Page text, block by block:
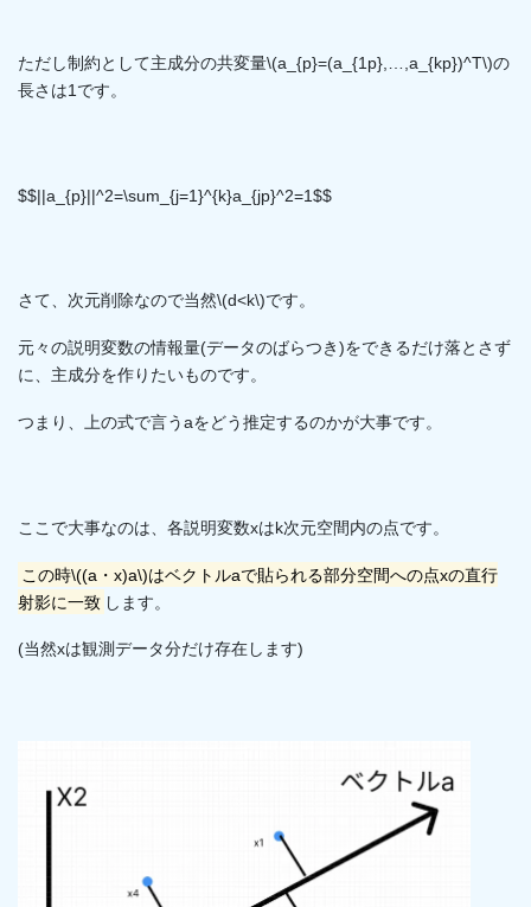
ただし制約として主成分の共変量\(a_{p}=(a_{1p},…,a_{kp})^T\)の
長さは1です。
$$||a_{p}||^2=\sum_{j=1}^{k}a_{jp}^2=1$$
さて、次元削除なので当然\(d<k\)です。
元々の説明変数の情報量(データのばらつき)をできるだけ落とさず
に、主成分を作りたいものです。
つまり、上の式で言うaをどう推定するのかが大事です。
ここで大事なのは、各説明変数xはk次元空間内の点です。
この時\((a・x)a\)はベクトルaで貼られる部分空間への点xの直行
射影に一致 します。
(当然xは観測データ分だけ存在します)